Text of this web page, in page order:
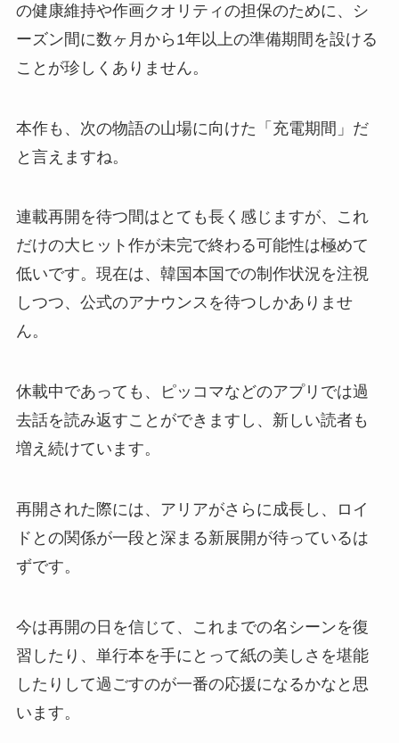
の健康維持や作画クオリティの担保のために、シ
ーズン間に数ヶ月から1年以上の準備期間を設ける
ことが珍しくありません。
本作も、次の物語の山場に向けた「充電期間」だ
と言えますね。
連載再開を待つ間はとても長く感じますが、これ
だけの大ヒット作が未完で終わる可能性は極めて
低いです。現在は、韓国本国での制作状況を注視
しつつ、公式のアナウンスを待つしかありませ
ん。
休載中であっても、ピッコマなどのアプリでは過
去話を読み返すことができますし、新しい読者も
増え続けています。
再開された際には、アリアがさらに成長し、ロイ
ドとの関係が一段と深まる新展開が待っているは
ずです。
今は再開の日を信じて、これまでの名シーンを復
習したり、単行本を手にとって紙の美しさを堪能
したりして過ごすのが一番の応援になるかなと思
います。